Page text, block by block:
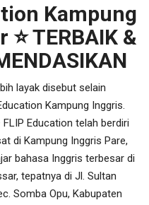
Kampung
TERBAIK &
layak disebut selain
Kampung Inggris.
Education telah berdiri
di Kampung Inggris Pare,
bahasa Inggris terbesar di
tepatnya di Jl. Sultan
Somba Opu, Kabupaten